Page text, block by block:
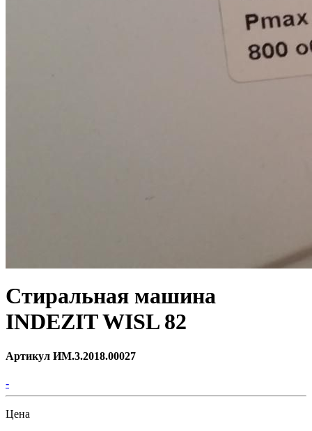
Стиральная машина
INDEZIT WISL 82
Артикул ИМ.3.2018.00027
-
Цена